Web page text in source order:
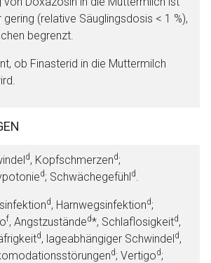
(relative Säuglingsdosis < 1 %),
begrenzt.
ob Finasterid in die Muttermilch
d, Kopfschmerzend;
d; Schwächegefühld.
d, Harnwegsinfektiond;
f, Angstzuständed*, Schlaflosigkeitd,
d, lageabhängiger Schwindeld,
d; Vertigod;